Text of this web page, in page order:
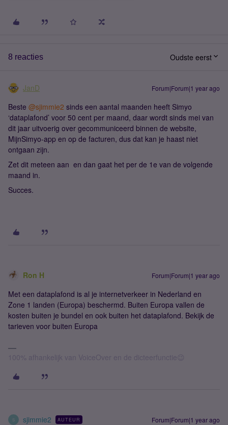
8 reacties Oudste eerst
JanD Forum|Forum|1 year ago
Beste ​ @sjimmie2 sinds een aantal maanden heeft Simyo
‘dataplafond’ voor 50 cent per maand, daar wordt sinds mei van
dit jaar uitvoerig over gecommuniceerd binnen de website,
MijnSimyo-app en op de facturen, dus dat kan je haast niet
ontgaan zijn.
Zet dit meteen aan en dan gaat het per de 1e van de volgende
maand in.
Succes.
Ron H Forum|Forum|1 year ago
Met een dataplafond is al je internetverkeer in Nederland en
Zone 1 landen (Europa) beschermd. Buiten Europa vallen de
kosten buiten je bundel en ook buiten het dataplafond. Bekijk de
tarieven voor buiten Europa
100% afhankelijk van VoiceOver en de dicteerfunctie😉
S sjimmie2 AUTEUR Forum|Forum|1 year ago